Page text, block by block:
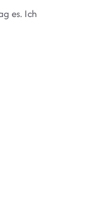
es. Ich